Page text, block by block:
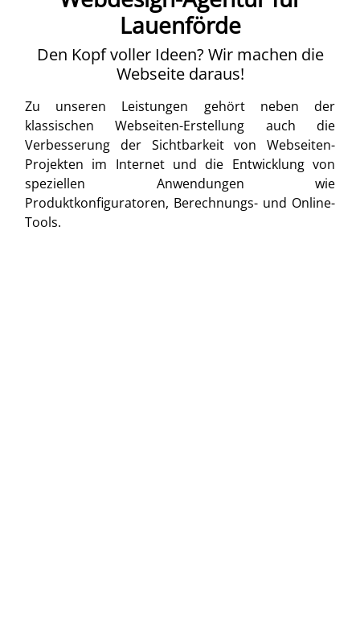
Lauenförde
Den Kopf voller Ideen? Wir machen die
Webseite daraus!
Zu unseren Leistungen gehört neben der
klassischen Webseiten-Erstellung auch die
Verbesserung der Sichtbarkeit von Webseiten-
Projekten im Internet und die Entwicklung von
speziellen Anwendungen wie
Produktkonfiguratoren, Berechnungs- und Online-
Tools.